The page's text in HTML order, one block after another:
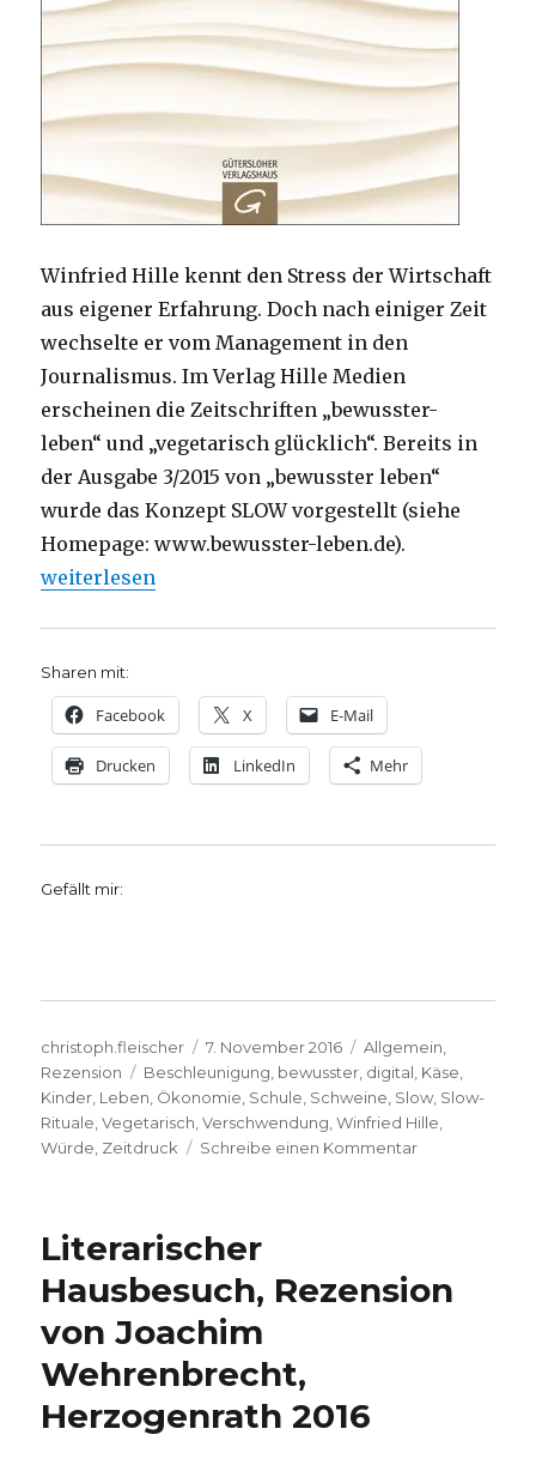
Winfried Hille kennt den Stress der Wirtschaft
aus eigener Erfahrung. Doch nach einiger Zeit
wechselte er vom Management in den
Journalismus. Im Verlag Hille Medien
erscheinen die Zeitschriften „bewusster-
leben“ und „vegetarisch glücklich“. Bereits in
der Ausgabe 3/2015 von „bewusster leben“
wurde das Konzept SLOW vorgestellt (siehe
Homepage: www.bewusster-leben.de).
„Immer schön langsam! Rezension von Christoph
weiterlesen
Sharen mit:
Facebook X E-Mail
Drucken LinkedIn Mehr
Gefällt mir:
Autor
christoph.fleischer
Veröffentlicht
am
7. November 2016 Kategorien
Allgemein
Rezension
Schlagwörter
Beschleunigung bewusster digital Käse
Kinder Leben Ökonomie Schule Schweine Slow Slow-
Rituale ,Vegetarisch ,Verschwendung ,Winfried Hille
Würde Zeitdruck Schreibe einen Kommentarzu
Christoph
Literarischer
Hausbesuch, Rezension
von Joachim
Wehrenbrecht,
Herzogenrath 2016